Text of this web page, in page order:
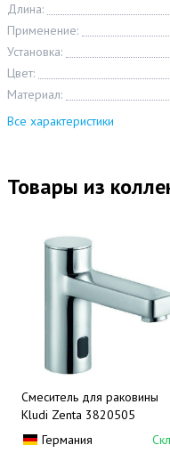
Длина:
Применение:
Установка:
Цвет:
Материал:
Все характеристики
Товары из
Смеситель для раковины
Kludi Zenta 3820505
Германия